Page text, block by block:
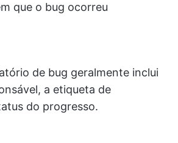
que o bug ocorreu
de bug geralmente inclui
a etiqueta de
do progresso.